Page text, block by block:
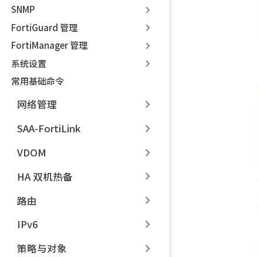
SNMP
FortiGuard 管理
FortiManager 管理
系统设置
常用基础命令
网络管理
SAA-FortiLink
VDOM
HA 双机热备
路由
IPv6
策略与对象